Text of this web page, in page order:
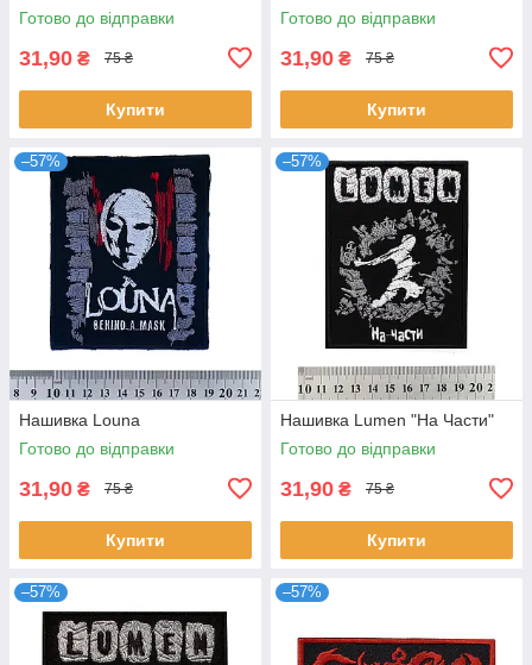
Готово до відправки
31,90 ₴ 75 ₴
Купити
Готово до відправки
31,90 ₴ 75 ₴
Купити
–57%
Нашивка Louna
Готово до відправки
31,90 ₴ 75 ₴
Купити
–57%
Нашивка Lumen "На Части"
Готово до відправки
31,90 ₴ 75 ₴
Купити
–57% –57%